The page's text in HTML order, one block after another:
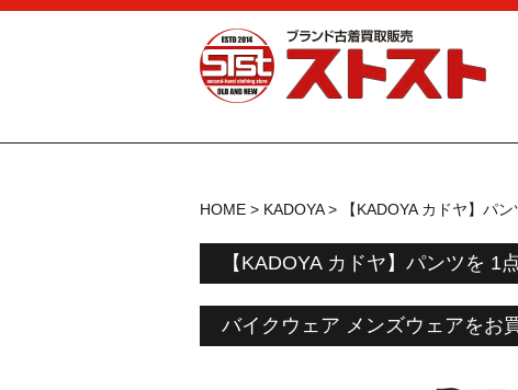
HOME > KADOYA> 【KADOYA カドヤ】パ
【KADOYA カドヤ】パンツを 1
バイクウェア メンズウェアをお